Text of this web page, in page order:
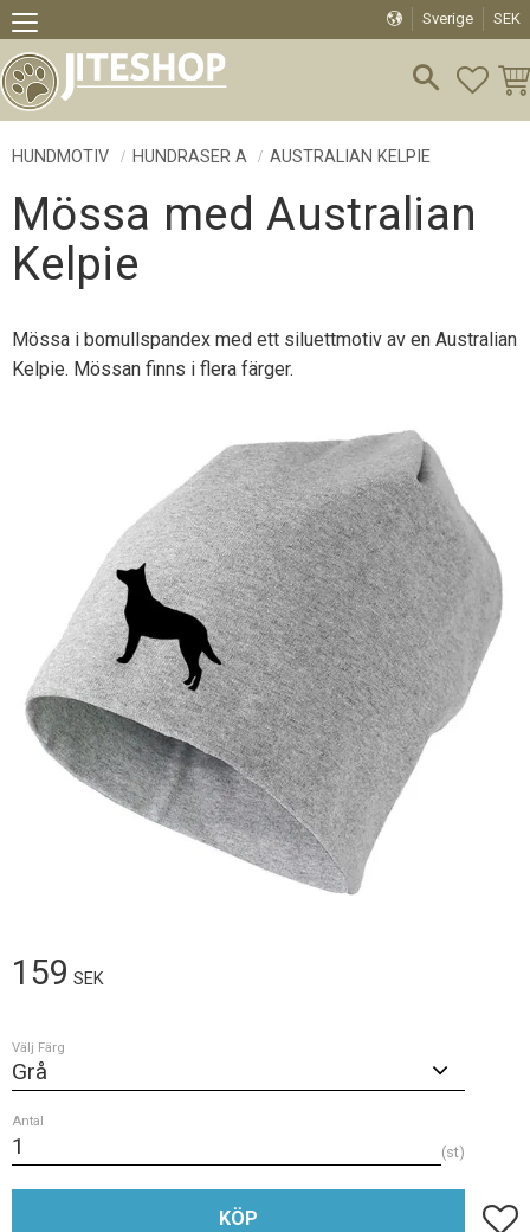
Meny
Sverige SEK
HUNDMOTIV HUNDRASER A AUSTRALIAN KELPIE
Mössa med Australian
Kelpie
Mössa i bomullspandex med ett siluettmotiv av en Australian
Kelpie. Mössan finns i flera färger.
159 SEK
Välj Färg
Antal
st
KÖP Lägg